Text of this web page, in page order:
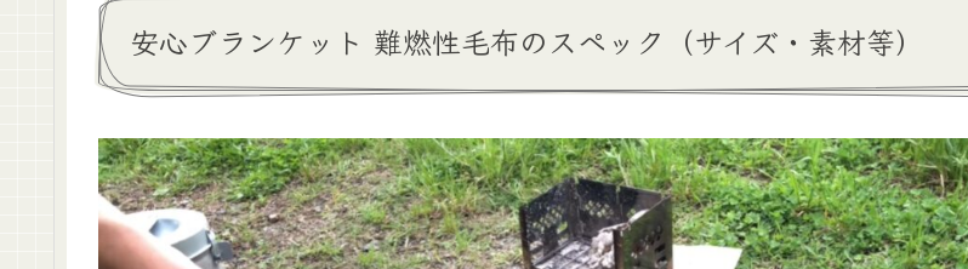
安心ブランケット 難燃性毛布のスペック（サイズ・素材等）